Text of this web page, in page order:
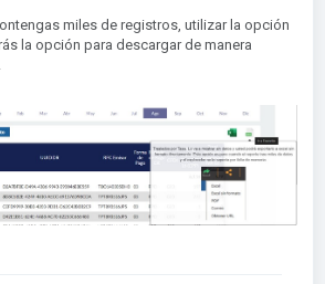
miles de registros, utilizar la opción
la opción para descargar de manera